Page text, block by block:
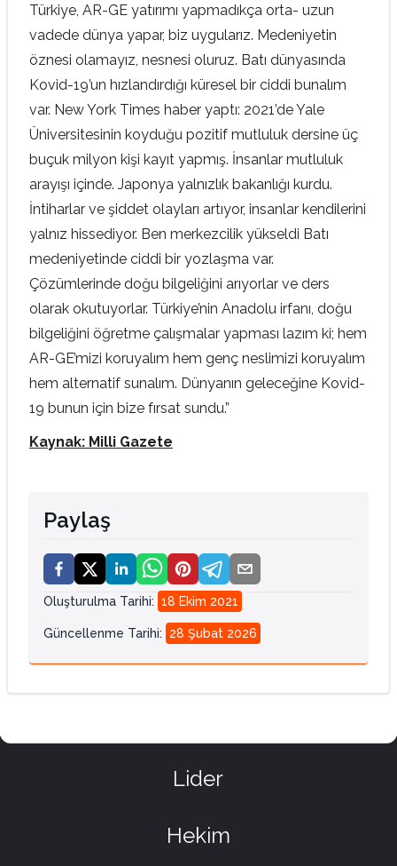
Türkiye, AR-GE yatırımı yapmadıkça orta- uzun
vadede dünya yapar, biz uygularız. Medeniyetin
öznesi olamayız, nesnesi oluruz. Batı dünyasında
Kovid-19’un hızlandırdığı küresel bir ciddi bunalım
var. New York Times haber yaptı: 2021’de Yale
Üniversitesinin koyduğu pozitif mutluluk dersine üç
buçuk milyon kişi kayıt yapmış. İnsanlar mutluluk
arayışı içinde. Japonya yalnızlık bakanlığı kurdu.
İntiharlar ve şiddet olayları artıyor, insanlar kendilerini
yalnız hissediyor. Ben merkezcilik yükseldi Batı
medeniyetinde ciddi bir yozlaşma var.
Çözümlerinde doğu bilgeliğini arıyorlar ve ders
olarak okutuyorlar. Türkiye’nin Anadolu irfanı, doğu
bilgeliğini öğretme çalışmalar yapması lazım ki; hem
AR-GE’mizi koruyalım hem genç neslimizi koruyalım
hem alternatif sunalım. Dünyanın geleceğine Kovid-
19 bunun için bize fırsat sundu.”
Kaynak: Milli Gazete
Paylaş
Oluşturulma Tarihi: 18 Ekim 2021
Güncellenme Tarihi: 28 Şubat 2026
Lider
Hekim